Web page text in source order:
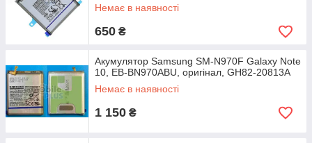
Немає в наявності
650 ₴
Акумулятор Samsung SM-N970F Galaxy Note
10, EB-BN970ABU, оригінал, GH82-20813A
Немає в наявності
1 150 ₴